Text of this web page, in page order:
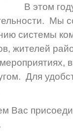
В этом
Мы
системы
жителей
Для
Вас